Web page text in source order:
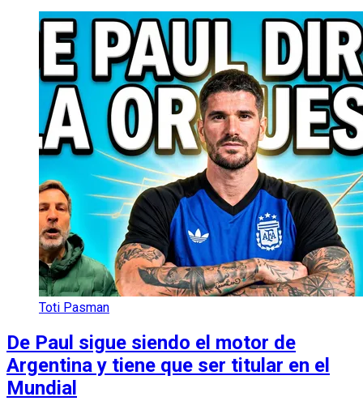
Toti Pasman
De Paul sigue siendo el motor de
Argentina y tiene que ser titular en el
Mundial